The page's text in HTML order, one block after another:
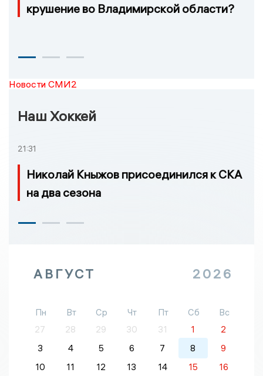
крушение во Владимирской области?
Новости СМИ2
Наш Хоккей
21:31
Николай Кныжов присоединился к СКА
на два сезона
АВГУСТ 2026
Пн Вт Ср Чт Пт Сб
Вс
27
28 29 30 31 1
2
3
4 5 6 7 8
9
10
11 12 13 14 15 16